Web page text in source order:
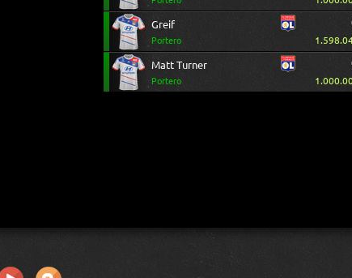
Greif
Portero
Matt Turner
Portero